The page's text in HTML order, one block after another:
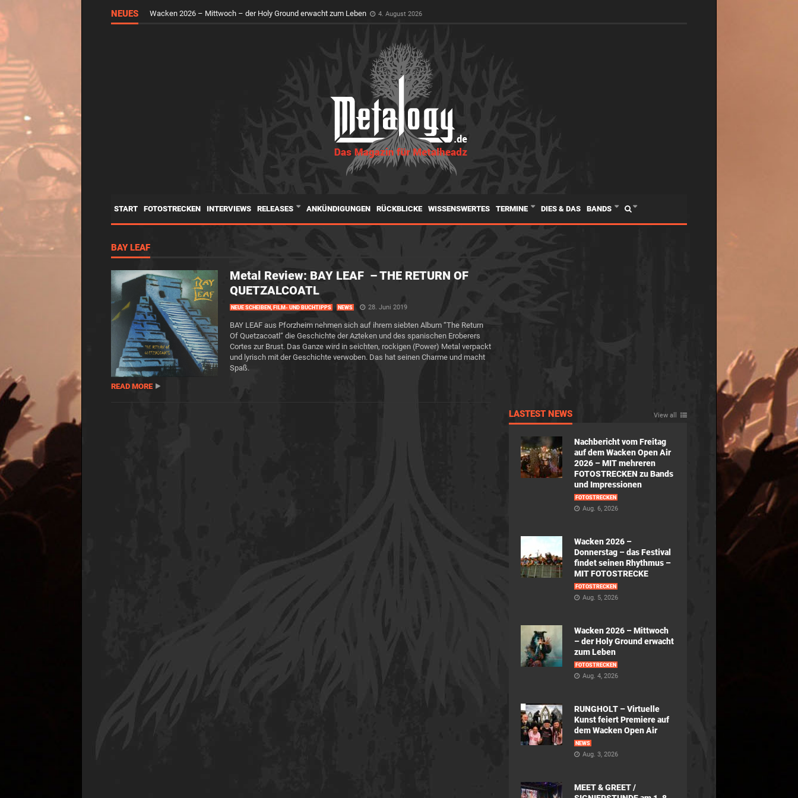
NEUES Wacken 2026 – Mittwoch – der Holy Ground erwacht zum Leben 4. August 2026
START FOTOSTRECKEN INTERVIEWS RELEASES ANKÜNDIGUNGEN RÜCKBLICKE WISSENSWERTES TERMINE DIES & DAS BANDS
BAY LEAF
Metal Review: BAY LEAF – THE RETURN OF
QUETZALCOATL
NEUE SCHEIBEN, FILM- UND BUCHTIPPS NEWS 28. Juni 2019
BAY LEAF aus Pforzheim nehmen sich auf ihrem siebten Album “The Return
Of Quetzacoatl“ die Geschichte der Azteken und des spanischen Eroberers
Cortes zur Brust. Das Ganze wird in seichten, rockigen (Power) Metal verpackt
und lyrisch mit der Geschichte verwoben. Das hat seinen Charme und macht
Spaß.
READ MORE
LASTEST NEWS View all
Nachbericht vom Freitag
auf dem Wacken Open Air
2026 – MIT mehreren
FOTOSTRECKEN zu Bands
und Impressionen
FOTOSTRECKEN
Aug. 6, 2026
Wacken 2026 –
Donnerstag – das Festival
findet seinen Rhythmus –
MIT FOTOSTRECKE
FOTOSTRECKEN
Aug. 5, 2026
Wacken 2026 – Mittwoch
– der Holy Ground erwacht
zum Leben
FOTOSTRECKEN
Aug. 4, 2026
RUNGHOLT – Virtuelle
Kunst feiert Premiere auf
dem Wacken Open Air
NEWS
Aug. 3, 2026
MEET & GREET /